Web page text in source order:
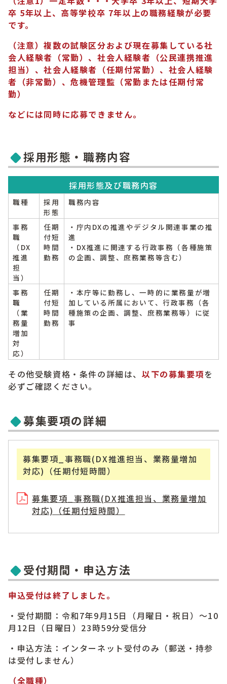
卒 5年以上、高等学校卒 7年以上の職務経験が必要
です。
（注意）複数の試験区分および現在募集している社
会人経験者（常勤）、社会人経験者（公民連携推進
担当）、社会人経験者（任期付常勤）、社会人経験
者（非常勤）、危機管理監（常勤または任期付常
勤）
などには同時に応募できません。
採用形態・職務内容
採用形態及び職務内容
職種
採用
形態
職務内容
事務
職
（DX
推進
担
当）
任期
付短
時間
勤務
・庁内DXの推進やデジタル関連事業の推
進
・DX推進に関連する行政事務（各種施策
の企画、調整、庶務業務等含む）
事務
職
（業
務量
増加
対
応）
任期
付短
時間
勤務
・本庁等に勤務し、一時的に業務量が増
加している所属において、行政事務（各
種施策の企画、調整、庶務業務等）に従
事
その他受験資格・条件の詳細は、以下の募集要項を
必ずご確認ください。
募集要項の詳細
募集要項_事務職(DX推進担当、業務量増加
対応)（任期付短時間）
募集要項_事務職(DX推進担当、業務量増加
対応)（任期付短時間）
受付期間・申込方法
申込受付は終了しました。
・受付期間：令和7年9月15日（月曜日・祝日）～10
月12日（日曜日）23時59分受信分
・申込方法：インターネット受付のみ（郵送・持参
は受付しません）
（全職種）